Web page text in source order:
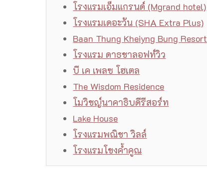
โรงแรมเอ็มแกรนด์ (Mgrand hotel)
โรงแรมเดอะวัน (SHA Extra Plus)
Baan Thung Kheiyng Bung Resort
โรงแรม ดาธชาลอฟท์วิว
บี เค เพลซ โฮเตล
The Wisdom Residence
โมวิชญ์นาคาธิบดีรีสอร์ท
Lake House
โรงแรมพณิชา วิลล์
โรงแรมโขงค้ำคูณ